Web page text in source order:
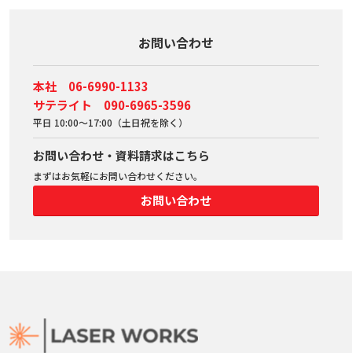
お問い合わせ
本社 06-6990-1133
サテライト 090-6965-3596
平日 10:00～17:00（土日祝を除く）
お問い合わせ・資料請求はこちら
まずはお気軽にお問い合わせください。
お問い合わせ